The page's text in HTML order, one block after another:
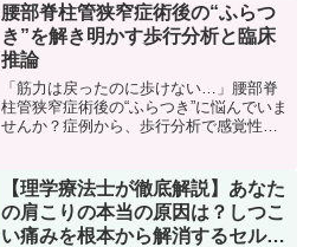
腰部脊柱管狭窄症術後の“ふらつ
き”を解き明かす歩行分析と臨床
推論
「筋力は戻ったのに歩けない…」腰部脊
柱管狭窄症術後の“ふらつき”に悩んでいま
せんか？症例から、歩行分析で感覚性失
するヒントがここに。
【理学療法士が徹底解説】あなた
の肩こりの本当の原因は？しつこ
い痛みを根本から解消するセルフ